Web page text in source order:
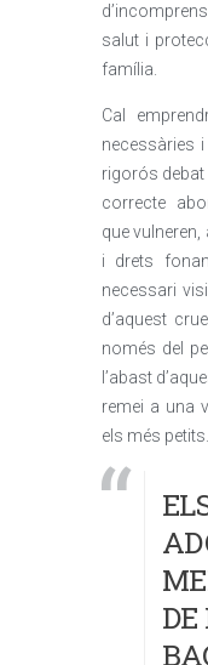
salut i
família.
Cal
necessàries
rigorós debat
correcte
que
i drets
necessari
d’aquest
només del
l’abast
remei a una
els més petits.
DE